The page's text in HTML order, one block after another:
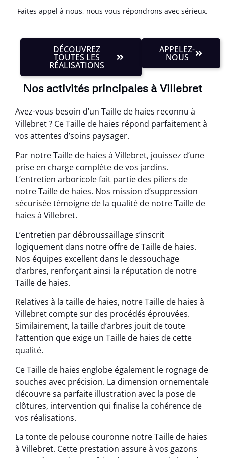
Faites appel à nous, nous vous répondrons avec sérieux.
DÉCOUVREZ
TOUTES LES
RÉALISATIONS
APPELEZ-
NOUS
Nos activités principales à Villebret
Avez-vous besoin d’un Taille de haies reconnu à
Villebret ? Ce Taille de haies répond parfaitement à
vos attentes d’soins paysager.
Par notre Taille de haies à Villebret, jouissez d’une
prise en charge complète de vos jardins.
L’entretien arboricole fait partie des piliers de
notre Taille de haies. Nos mission d’suppression
sécurisée témoigne de la qualité de notre Taille de
haies à Villebret.
L’entretien par débroussaillage s’inscrit
logiquement dans notre offre de Taille de haies.
Nos équipes excellent dans le dessouchage
d’arbres, renforçant ainsi la réputation de notre
Taille de haies.
Relatives à la taille de haies, notre Taille de haies à
Villebret compte sur des procédés éprouvées.
Similairement, la taille d’arbres jouit de toute
l’attention que exige un Taille de haies de cette
qualité.
Ce Taille de haies englobe également le rognage de
souches avec précision. La dimension ornementale
découvre sa parfaite illustration avec la pose de
clôtures, intervention qui finalise la cohérence de
vos réalisations.
La tonte de pelouse couronne notre Taille de haies
à Villebret. Cette prestation assure à vos gazons